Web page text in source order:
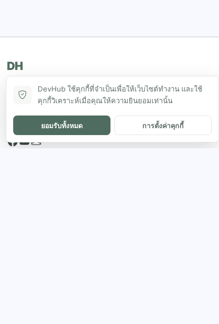
DH
The ultimate directory for SEA developers
to showcase projects and connect with
opportunities.
DevHub ใช้คุกกี้ที่จำเป็นเพื่อให้เว็บไซต์ทำงาน และใช้
คุกกี้วิเคราะห์เมื่อคุณให้ความยินยอมเท่านั้น
ยอมรับทั้งหมด การตั้งค่าคุกกี้